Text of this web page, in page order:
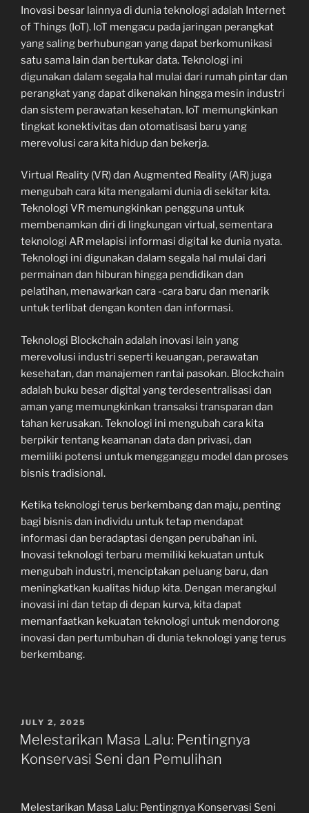
Inovasi besar lainnya di dunia teknologi adalah Internet
of Things (IoT). IoT mengacu pada jaringan perangkat
yang saling berhubungan yang dapat berkomunikasi
satu sama lain dan bertukar data. Teknologi ini
digunakan dalam segala hal mulai dari rumah pintar dan
perangkat yang dapat dikenakan hingga mesin industri
dan sistem perawatan kesehatan. IoT memungkinkan
tingkat konektivitas dan otomatisasi baru yang
merevolusi cara kita hidup dan bekerja.
Virtual Reality (VR) dan Augmented Reality (AR) juga
mengubah cara kita mengalami dunia di sekitar kita.
Teknologi VR memungkinkan pengguna untuk
membenamkan diri di lingkungan virtual, sementara
teknologi AR melapisi informasi digital ke dunia nyata.
Teknologi ini digunakan dalam segala hal mulai dari
permainan dan hiburan hingga pendidikan dan
pelatihan, menawarkan cara -cara baru dan menarik
untuk terlibat dengan konten dan informasi.
Teknologi Blockchain adalah inovasi lain yang
merevolusi industri seperti keuangan, perawatan
kesehatan, dan manajemen rantai pasokan. Blockchain
adalah buku besar digital yang terdesentralisasi dan
aman yang memungkinkan transaksi transparan dan
tahan kerusakan. Teknologi ini mengubah cara kita
berpikir tentang keamanan data dan privasi, dan
memiliki potensi untuk mengganggu model dan proses
bisnis tradisional.
Ketika teknologi terus berkembang dan maju, penting
bagi bisnis dan individu untuk tetap mendapat
informasi dan beradaptasi dengan perubahan ini.
Inovasi teknologi terbaru memiliki kekuatan untuk
mengubah industri, menciptakan peluang baru, dan
meningkatkan kualitas hidup kita. Dengan merangkul
inovasi ini dan tetap di depan kurva, kita dapat
memanfaatkan kekuatan teknologi untuk mendorong
inovasi dan pertumbuhan di dunia teknologi yang terus
berkembang.
POSTED
ON
JULY 2, 2025
Melestarikan Masa Lalu: Pentingnya
Konservasi Seni dan Pemulihan
Melestarikan Masa Lalu: Pentingnya Konservasi Seni